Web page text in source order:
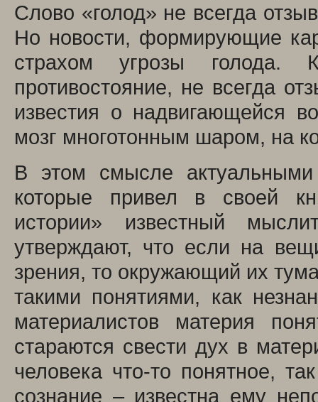
Слово «голод» не всегда
Но новости, формирующие
страхом угрозы голода.
противостояние, не всегда
известия о надвигающейся
мозг многотонным шаром, на
В этом смысле актуальными
которые привел в своей
истории» известный
утверждают, что если на
зрения, то окружающий их
такими понятиями, как
материалистов материя
стараются свести дух в
человека что-то понятное,
сознание – известна ему